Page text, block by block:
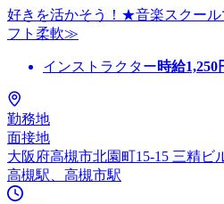
好きを活かそう！★音楽スクー
フト柔軟≫
インストラクター時給1,250
勤務地
面接地
大阪府高槻市北園町15-15 三精ビ
高槻駅、高槻市駅